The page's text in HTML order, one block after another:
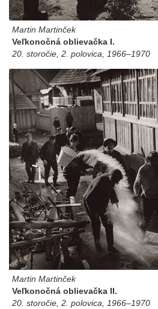
Martin Martinček
Veľkonočná oblievačka I.
20. storočie, 2. polovica, 1966–1970
Martin Martinček
Veľkonočná oblievačka II.
20. storočie, 2. polovica, 1966–1970